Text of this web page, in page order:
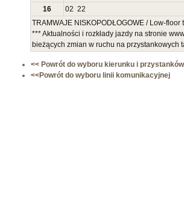
16
02 22
TRAMWAJE NISKOPODŁOGOWE / Low-floor
*** Aktualności i rozkłady jazdy na stronie
bieżących zmian w ruchu na
<< Powrót do wyboru kierunku i przystanków
<<Powrót do wyboru linii komunikacyjnej